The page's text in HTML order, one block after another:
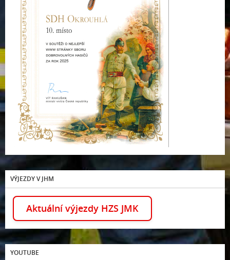
VÝJEZDY V JHM
Aktuální výjezdy HZS JMK
YOUTUBE